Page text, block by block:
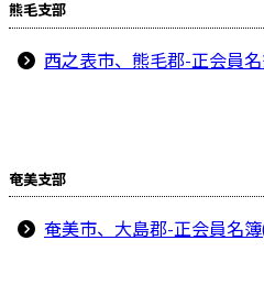
熊毛支部
西之表市、熊毛郡-正会員
奄美支部
奄美市、大島郡-正会員名